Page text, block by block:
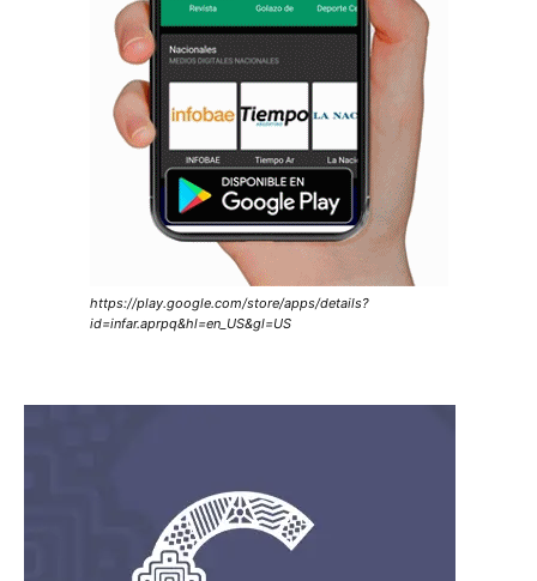
https://play.google.com/store/apps/details?
id=infar.aprpq&hl=en_US&gl=US